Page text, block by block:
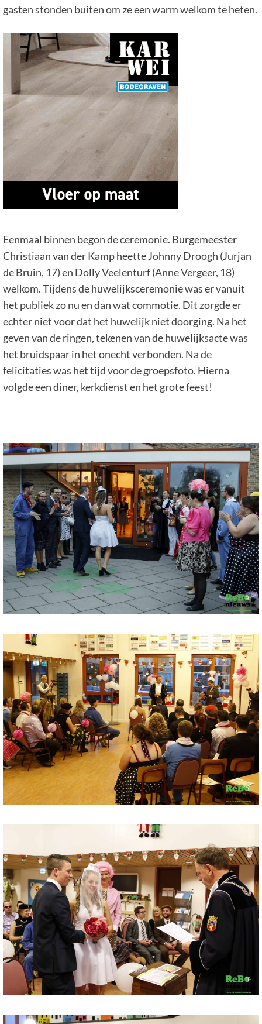
gasten stonden buiten om ze een warm welkom te heten.
Eenmaal binnen begon de ceremonie. Burgemeester
Christiaan van der Kamp heette Johnny Droogh (Jurjan
de Bruin, 17) en Dolly Veelenturf (Anne Vergeer, 18)
welkom. Tijdens de huwelijksceremonie was er vanuit
het publiek zo nu en dan wat commotie. Dit zorgde er
echter niet voor dat het huwelijk niet doorging. Na het
geven van de ringen, tekenen van de huwelijksacte was
het bruidspaar in het onecht verbonden. Na de
felicitaties was het tijd voor de groepsfoto. Hierna
volgde een diner, kerkdienst en het grote feest!